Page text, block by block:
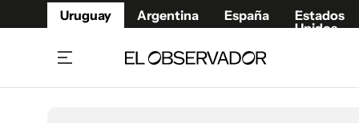
Uruguay Argentina España
Estados
Unidos